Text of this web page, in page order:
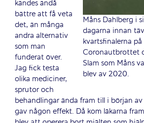
Måns Dahlberg i
dagarna innan
kvartsfinalerna
Coronautbrottet
Slam som Måns
blev av 2020.
kändes ändå
bättre att få veta
det, än många
andra alternativ
som man
funderat över.
Jag fick testa
olika mediciner,
sprutor och
behandlingar ända fram till i början
gav någon effekt. Då kom läkarna